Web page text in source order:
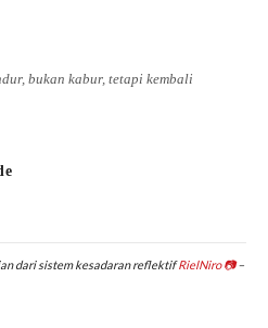
bukan kabur, tetapi kembali
dari sistem kesadaran reflektifRielNiro 📷–